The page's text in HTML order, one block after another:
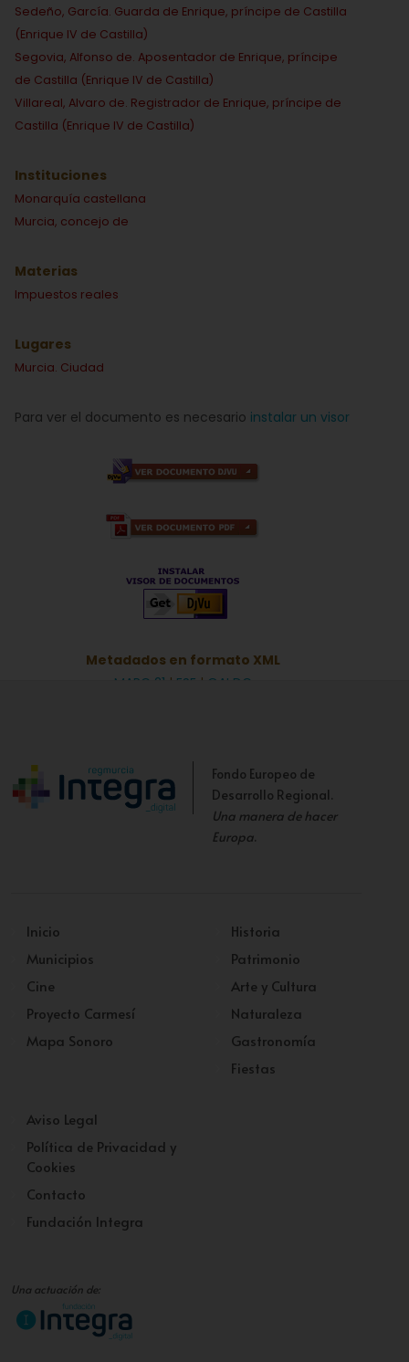
Para ver el documento es necesario instalar un visor
Metadados en formato XML
MARC 21 | ESE | OAI DC
Sedeño, García. Guarda de Enrique, príncipe de Castilla
(Enrique IV de Castilla)
Segovia, Alfonso de. Aposentador de Enrique, príncipe
de Castilla (Enrique IV de Castilla)
Villareal, Alvaro de. Registrador de Enrique, príncipe de
Castilla (Enrique IV de Castilla)
Instituciones
Monarquía castellana
Murcia, concejo de
Materias
Impuestos reales
Lugares
Murcia. Ciudad
Fondo Europeo de
Desarrollo Regional.
Una manera de hacer
Europa.
Inicio
Municipios
Cine
Proyecto Carmesí
Mapa Sonoro
Historia
Patrimonio
Arte y Cultura
Naturaleza
Gastronomía
Fiestas
Aviso Legal
Política de Privacidad y
Cookies
Contacto
Fundación Integra
Una actuación de: